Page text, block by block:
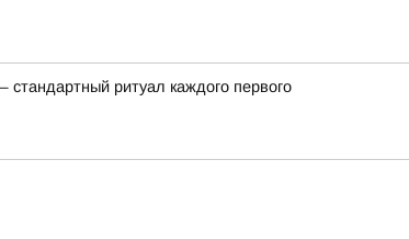
ритуал каждого первого